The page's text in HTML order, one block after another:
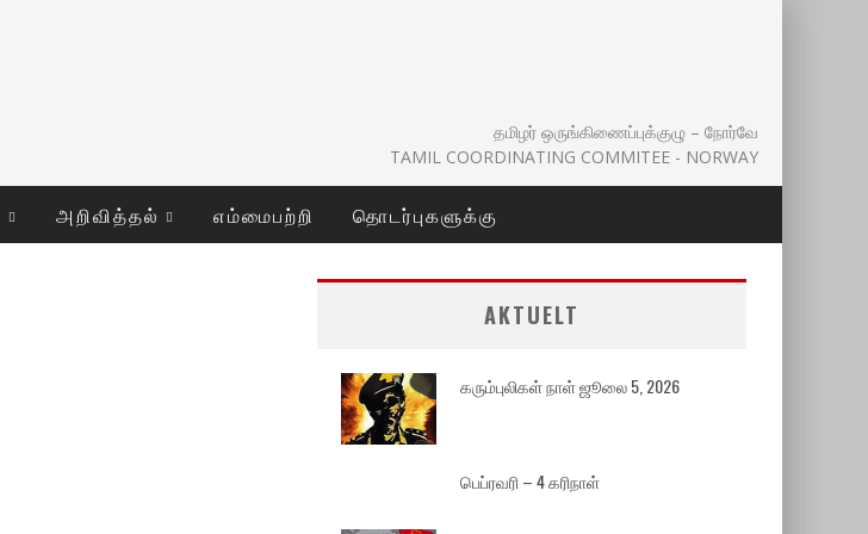
தமிழர் ஒருங்கிணைப்புக்குழு – நோர்வே
TAMIL COORDINATING COMMITEE - NORWAY
அறிவித்தல் எம்மைபற்றி தொடர்புகளுக்கு
AKTUELT
கரும்புலிகள் நாள் ஜூலை 5, 2026
பெப்ரவரி – 4 கரிநாள்